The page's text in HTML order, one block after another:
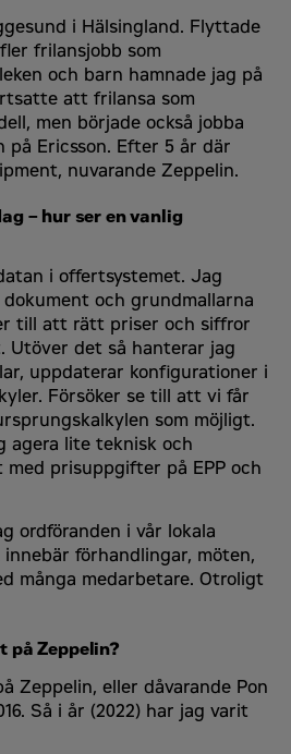
i Hälsingland. Flyttade
frilansjobb som
och barn hamnade jag på
att frilansa som
men började också jobba
på Ericsson. Efter 5 år där
nuvarande Zeppelin.
– hur ser en vanlig
i offertsystemet. Jag
och grundmallarna
till att rätt priser och siffror
Utöver det så hanterar jag
uppdaterar konfigurationer i
Försöker se till att vi får
som möjligt.
agera lite teknisk och
prisuppgifter på EPP och
ordföranden i vår lokala
förhandlingar, möten,
många medarbetare. Otroligt
på Zeppelin?
Zeppelin, eller dåvarande Pon
Så i år (2022) har jag varit